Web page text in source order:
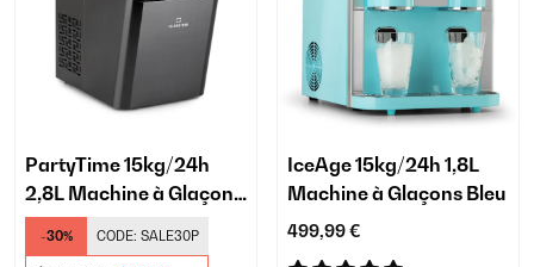
PartyTime 15kg/24h
2,8L Machine à Glaçons
Noir
-30% CODE: SALE30P
IceAge 15kg/24h 1,8L
Machine à Glaçons Bleu
499,99 €